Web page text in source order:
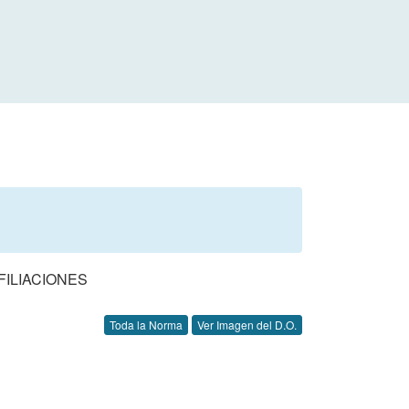
Toda la Norma Ver Imagen del D.O.